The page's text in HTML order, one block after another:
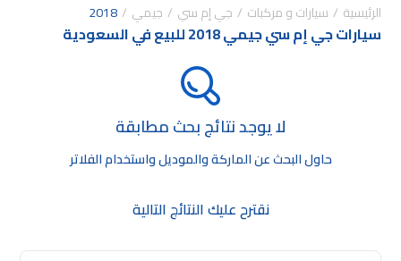
الرئيسية سيارات و مركبات جي إم سي جيمي 2018
سيارات جي إم سي جيمي 2018 للبيع في السعودية
لا يوجد نتائج بحث مطابقة
حاول البحث عن الماركة والموديل واستخدام الفلاتر
نقترح عليك النتائج التالية